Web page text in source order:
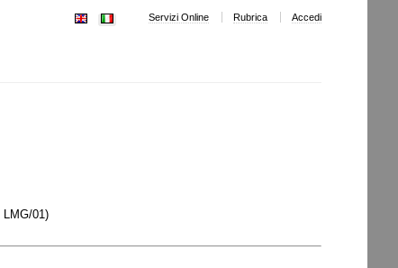
Servizi Online Rubrica Accedi
LMG/01)